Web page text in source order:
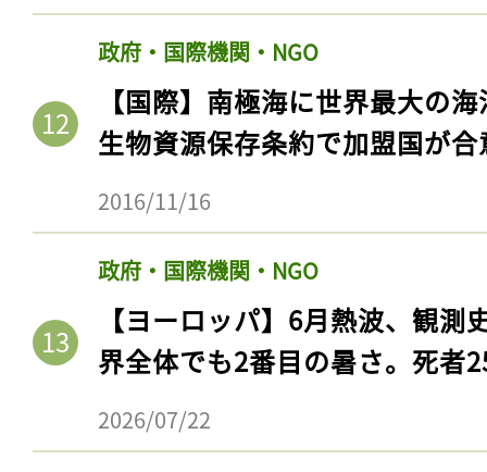
政府・国際機関・NGO
【国際】南極海に世界最大の
生物資源保存条約で加盟国が合
2016/11/16
政府・国際機関・NGO
【ヨーロッパ】6月熱波、観
界全体でも2番目の暑さ。死者
2026/07/22